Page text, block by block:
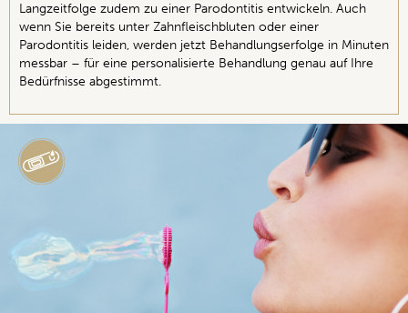
Langzeitfolge zudem zu einer Parodontitis entwickeln. Auch
wenn Sie bereits unter Zahnfleischbluten oder einer
Parodontitis leiden, werden jetzt Behandlungserfolge in Minuten
messbar – für eine personalisierte Behandlung genau auf Ihre
Bedürfnisse abgestimmt.